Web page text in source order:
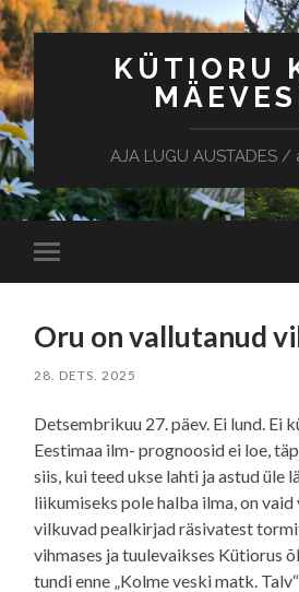
KÜTIORU
AJA LUGU AUSTADES /
Toggle
mobile
Oru on vallutanud
28. DETS. 2025
Detsembrikuu 27. päev. Ei lund. Ei
Eestimaa ilm- prognoosid ei loe,
siis, kui teed ukse lahti ja astud üle
liikumiseks pole halba ilma, on
vilkuvad pealkirjad räsivatest
vihmases ja tuulevaikses Kütiorus
tundi enne „Kolme veski matk.